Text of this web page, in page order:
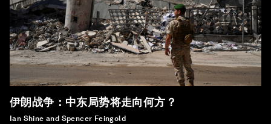
伊朗战争：中东局势将走向何方？
Ian Shine and Spencer Feingold